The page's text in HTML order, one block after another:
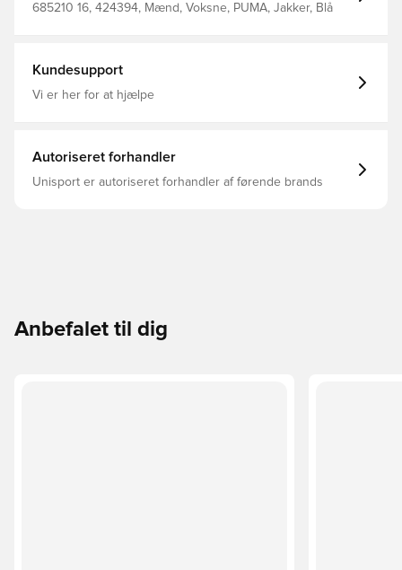
Webware Ausschnitt: Rundhalsausschnitt Lange Ärmel
685210 16, 424394, Mænd, Voksne, PUMA, Jakker, Blå
Kundesupport
Vi er her for at hjælpe
Autoriseret forhandler
Unisport er autoriseret forhandler af førende brands
Anbefalet til dig